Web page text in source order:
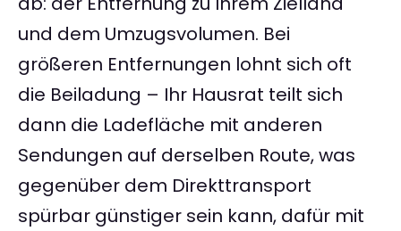
und dem Umzugsvolumen. Bei
größeren Entfernungen lohnt sich oft
die Beiladung – Ihr Hausrat teilt sich
dann die Ladefläche mit anderen
Sendungen auf derselben Route, was
gegenüber dem Direkttransport
spürbar günstiger sein kann, dafür mit